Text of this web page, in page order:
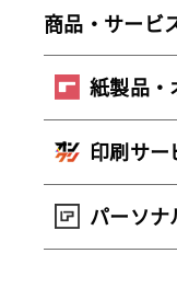
商品・サービ
紙製品・
印刷サー
パーソナ